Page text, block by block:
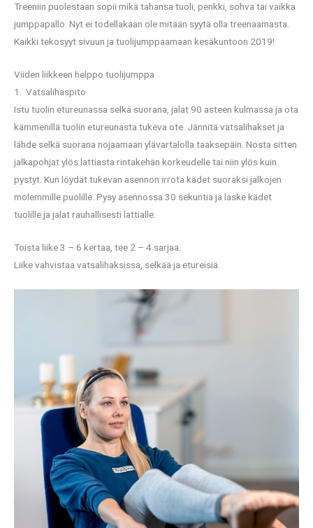
Treeniin puolestaan sopii mikä tahansa tuoli, penkki, sohva tai vaikka
jumppapallo. Nyt ei todellakaan ole mitään syytä olla treenaamasta.
Kaikki tekosyyt sivuun ja tuolijumppaamaan kesäkuntoon 2019!
Viiden liikkeen helppo tuolijumppa
1. Vatsalihaspito
Istu tuolin etureunassa selkä suorana, jalat 90 asteen kulmassa ja ota
kämmenillä tuolin etureunasta tukeva ote. Jännitä vatsalihakset ja
lähde selkä suorana nojaamaan ylävartalolla taaksepäin. Nosta sitten
jalkapohjat ylös lattiasta rintakehän korkeudelle tai niin ylös kuin
pystyt. Kun löydät tukevan asennon irrota kädet suoraksi jalkojen
molemmille puolille. Pysy asennossa 30 sekuntia ja laske kädet
tuolille ja jalat rauhallisesti lattialle.
Toista liike 3 – 6 kertaa, tee 2 – 4 sarjaa.
Liike vahvistaa vatsalihaksissa, selkää ja etureisiä.